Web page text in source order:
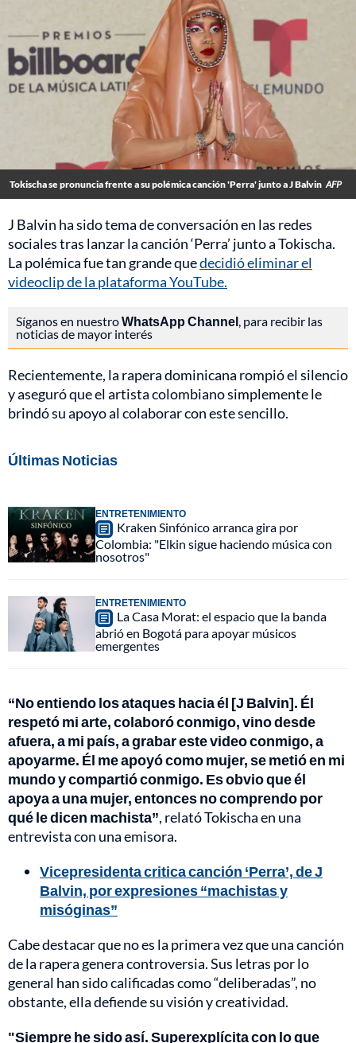
Tokischa se pronuncia frente a su polémica canción 'Perra' junto a J Balvin AFP
J Balvin ha sido tema de conversación en las redes
sociales tras lanzar la canción ‘Perra’ junto a Tokischa.
La polémica fue tan grande quedecidió eliminar el
videoclip de la plataforma YouTube.
Síganos en nuestroWhatsApp Channel, para recibir las
noticias de mayor interés
Recientemente, la rapera dominicana rompió el silencio
y aseguró que el artista colombiano simplemente le
brindó su apoyo al colaborar con este sencillo.
Últimas Noticias
ENTRETENIMIENTO
Kraken Sinfónico arranca gira por
Colombia: "Elkin sigue haciendo música con
nosotros"
ENTRETENIMIENTO
La Casa Morat: el espacio que la banda
abrió en Bogotá para apoyar músicos
emergentes
“No entiendo los ataques hacia él [J Balvin]. Él
respetó mi arte, colaboró conmigo, vino desde
afuera, a mi país, a grabar este video conmigo, a
apoyarme. Él me apoyó como mujer, se metió en mi
mundo y compartió conmigo. Es obvio que él
apoya a una mujer, entonces no comprendo por
qué le dicen machista”, relató Tokischa en una
entrevista con una emisora.
Vicepresidenta critica canción ‘Perra’, de J
Balvin, por expresiones “machistas y
misóginas”
Cabe destacar que no es la primera vez que una canción
de la rapera genera controversia. Sus letras por lo
general han sido calificadas como “deliberadas”, no
obstante, ella defiende su visión y creatividad.
"Siempre he sido así. Superexplícita con lo que